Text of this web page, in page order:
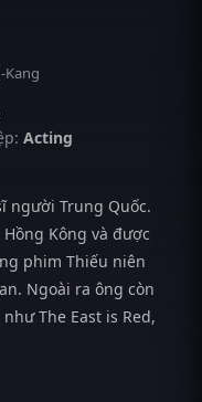
Kang
Acting
người Trung Quốc.
Kông và được
phim Thiếu niên
Ngoài ra ông còn
The East is Red,